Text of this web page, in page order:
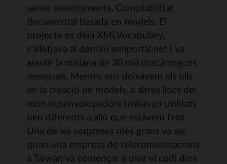
sense assentaments. Comptabilitat
documental basada en models. El
projecte es deia XMLVocabulary,
s'allotjava al domini xmlportal.net i va
assolir la mitjana de 30 mil descàrregues
mensuals. Mentre ens deixàvem els ulls
en la creació de models, a altres llocs del
mon desenvolupadors trobaven utilitats
ben diferents a allò que estàvem fent.
Una de les sorpreses més grans va ser
quan una empresa de telecomunicacions
a Taiwan va començar a usar el codi dins